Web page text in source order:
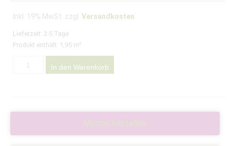
Inkl. 19% MwSt. zzgl. Versandkosten
Lieferzeit: 2-5 Tage
Produkt enthält: 1,95 m²
In den Warenkorb